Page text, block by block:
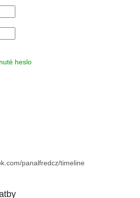
heslo
panalfredcz/timeline